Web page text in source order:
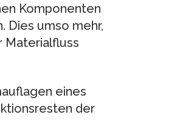
Komponenten
Dies umso mehr,
Materialfluss
eines
der